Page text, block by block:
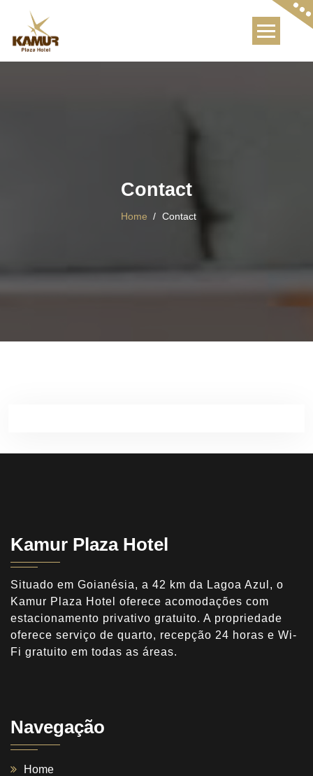
content
Contact
Home / Contact
Kamur Plaza Hotel
Situado em Goianésia, a 42 km da Lagoa Azul, o
Kamur Plaza Hotel oferece acomodações com
estacionamento privativo gratuito. A propriedade
oferece serviço de quarto, recepção 24 horas e Wi-
Fi gratuito em todas as áreas.
Navegação
Home